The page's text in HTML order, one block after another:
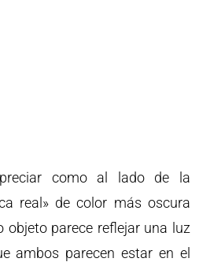
como al lado de la
real» de color más oscura
objeto parece reflejar una luz
ambos parecen estar en el